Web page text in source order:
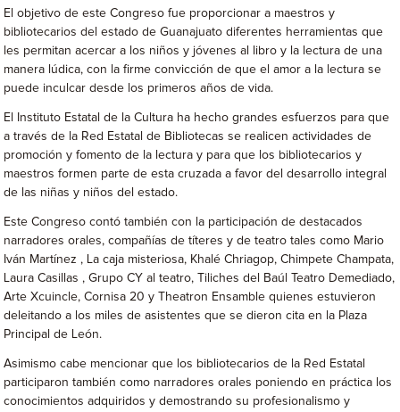
El objetivo de este Congreso fue proporcionar a maestros y
bibliotecarios del estado de Guanajuato diferentes herramientas que
les permitan acercar a los niños y jóvenes al libro y la lectura de una
manera lúdica, con la firme convicción de que el amor a la lectura se
puede inculcar desde los primeros años de vida.
El Instituto Estatal de la Cultura ha hecho grandes esfuerzos para que
a través de la Red Estatal de Bibliotecas se realicen actividades de
promoción y fomento de la lectura y para que los bibliotecarios y
maestros formen parte de esta cruzada a favor del desarrollo integral
de las niñas y niños del estado.
Este Congreso contó también con la participación de destacados
narradores orales, compañías de títeres y de teatro tales como Mario
Iván Martínez , La caja misteriosa, Khalé Chriagop, Chimpete Champata,
Laura Casillas , Grupo CY al teatro, Tiliches del Baúl Teatro Demediado,
Arte Xcuincle, Cornisa 20 y Theatron Ensamble quienes estuvieron
deleitando a los miles de asistentes que se dieron cita en la Plaza
Principal de León.
Asimismo cabe mencionar que los bibliotecarios de la Red Estatal
participaron también como narradores orales poniendo en práctica los
conocimientos adquiridos y demostrando su profesionalismo y